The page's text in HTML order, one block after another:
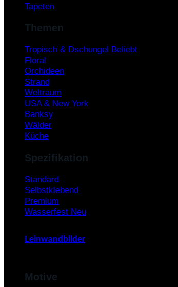
Tapeten
Themen
Tropisch & Dschungel
Floral
Orchideen
Strand
Weltraum
USA & New York
Banksy
Wälder
Küche
Spezifikation
Standard
Selbstklebend
Premium
Wasserfest
Leinwandbilder
Motive